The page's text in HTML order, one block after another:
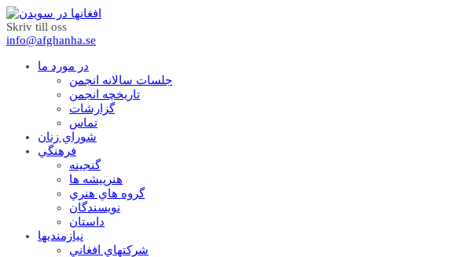
Skriv till oss
info@afghanha.se
در مورد ما
جلسات سالانه انجمن
تاریخچه انجمن
گزارشات
تماس
شوراي زنان
فرهنگي
گنجينه
هنرپيشه ها
گروه هاي هنري
نويسندگان
داستان
نيازمنديها
شرکتهاي افغاني